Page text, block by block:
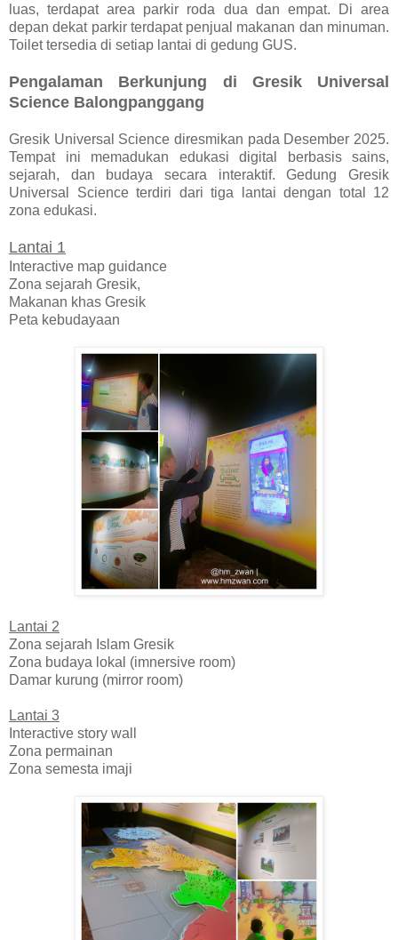
luas, terdapat area parkir roda dua dan empat. Di area
depan dekat parkir terdapat penjual makanan dan minuman.
Toilet tersedia di setiap lantai di gedung GUS.
Pengalaman Berkunjung di Gresik Universal
Science Balongpanggang
Gresik Universal Science diresmikan pada Desember 2025.
Tempat ini memadukan edukasi digital berbasis sains,
sejarah, dan budaya secara interaktif. Gedung Gresik
Universal Science terdiri dari tiga lantai dengan total 12
zona edukasi.
Lantai 1
Interactive map guidance
Zona sejarah Gresik,
Makanan khas Gresik
Peta kebudayaan
Lantai 2
Zona sejarah Islam Gresik
Zona budaya lokal (imnersive room)
Damar kurung (mirror room)
Lantai 3
Interactive story wall
Zona permainan
Zona semesta imaji